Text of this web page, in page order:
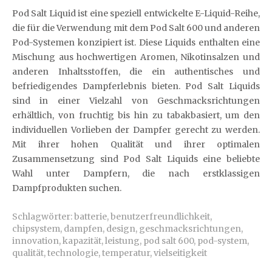
Pod Salt Liquid ist eine speziell entwickelte E-Liquid-Reihe,
die für die Verwendung mit dem Pod Salt 600 und anderen
Pod-Systemen konzipiert ist. Diese Liquids enthalten eine
Mischung aus hochwertigen Aromen, Nikotinsalzen und
anderen Inhaltsstoffen, die ein authentisches und
befriedigendes Dampferlebnis bieten. Pod Salt Liquids
sind in einer Vielzahl von Geschmacksrichtungen
erhältlich, von fruchtig bis hin zu tabakbasiert, um den
individuellen Vorlieben der Dampfer gerecht zu werden.
Mit ihrer hohen Qualität und ihrer optimalen
Zusammensetzung sind Pod Salt Liquids eine beliebte
Wahl unter Dampfern, die nach erstklassigen
Dampfprodukten suchen.
Schlagwörter:batterie,benutzerfreundlichkeit,
chipsystem, dampfen, design, geschmacksrichtungen,
innovation,kapazität,leistung, pod salt 600, pod-system,
qualität,technologie,temperatur,vielseitigkeit